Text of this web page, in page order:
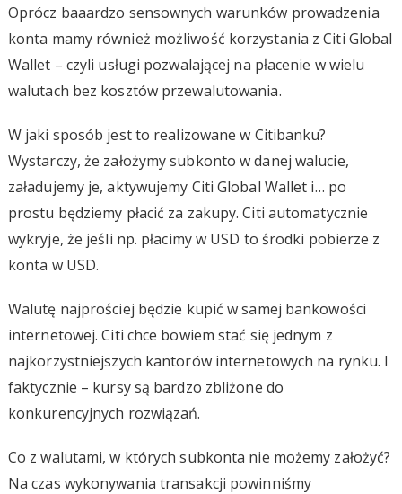
Oprócz baaardzo sensownych warunków prowadzenia
konta mamy również możliwość korzystania z Citi Global
Wallet – czyli usługi pozwalającej na płacenie w wielu
walutach bez kosztów przewalutowania.
W jaki sposób jest to realizowane w Citibanku?
Wystarczy, że założymy subkonto w danej walucie,
załadujemy je, aktywujemy Citi Global Wallet i… po
prostu będziemy płacić za zakupy. Citi automatycznie
wykryje, że jeśli np. płacimy w USD to środki pobierze z
konta w USD.
Walutę najprościej będzie kupić w samej bankowości
internetowej. Citi chce bowiem stać się jednym z
najkorzystniejszych kantorów internetowych na rynku. I
faktycznie – kursy są bardzo zbliżone do
konkurencyjnych rozwiązań.
Co z walutami, w których subkonta nie możemy założyć?
Na czas wykonywania transakcji powinniśmy